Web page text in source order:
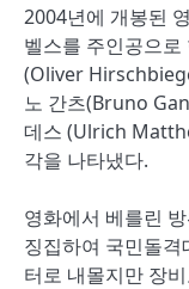
2004년에 개봉된
벨스를 주인공으로
(Oliver
노 간츠(Bruno
데스 (Ulrich
각을 나타냈다.
영화에서 베를린
징집하여 국민돌
터로 내몰지만 장